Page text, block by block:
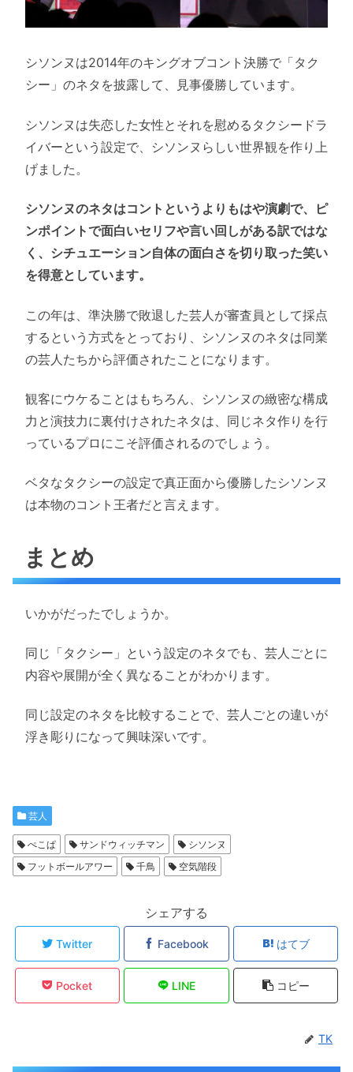
シソンヌは2014年のキングオブコント決勝で「タク
シー」のネタを披露して、見事優勝しています。
シソンヌは失恋した女性とそれを慰めるタクシードラ
イバーという設定で、シソンヌらしい世界観を作り上
げました。
シソンヌのネタはコントというよりもはや演劇で、ピ
ンポイントで面白いセリフや言い回しがある訳ではな
く、シチュエーション自体の面白さを切り取った笑い
を得意としています。
この年は、準決勝で敗退した芸人が審査員として採点
するという方式をとっており、シソンヌのネタは同業
の芸人たちから評価されたことになります。
観客にウケることはもちろん、シソンヌの緻密な構成
力と演技力に裏付けされたネタは、同じネタ作りを行
っているプロにこそ評価されるのでしょう。
ベタなタクシーの設定で真正面から優勝したシソンヌ
は本物のコント王者だと言えます。
まとめ
いかがだったでしょうか。
同じ「タクシー」という設定のネタでも、芸人ごとに
内容や展開が全く異なることがわかります。
同じ設定のネタを比較することで、芸人ごとの違いが
浮き彫りになって興味深いです。
芸人
ぺこぱ サンドウィッチマン
シソンヌ
フットボールアワー
千鳥 空気階段
シェアする
Twitter Facebook はてブ
Pocket LINE コピー
TK